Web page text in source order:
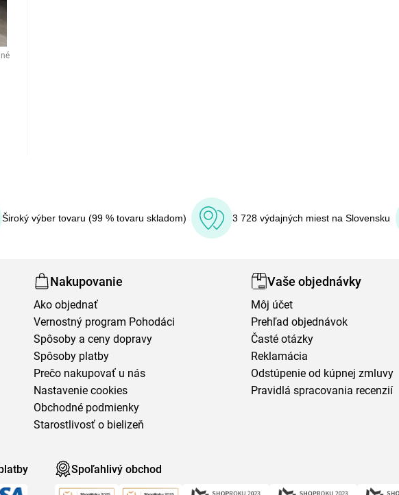
Široký výber tovaru (99 % tovaru skladom) 3 728 výdajných miest na Slovensku
Nakupovanie
Ako objednať
Vernostný program Pohodáci
Spôsoby a ceny dopravy
Spôsoby platby
Prečo nakupovať u nás
Nastavenie cookies
Obchodné podmienky
Starostlivosť o bielizeň
Vaše objednávky
Môj účet
Prehľad objednávok
Časté otázky
Reklamácia
Odstúpenie od kúpnej zmluvy
Pravidlá spracovania recenzií
Spoľahlivý obchod